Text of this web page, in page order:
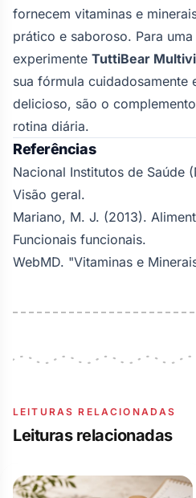
fornecem vitaminas e
prático e saboroso. Para
experimente TuttiBear
sua fórmula cuidadosamente
delicioso, são o
rotina diária.
Referências
Nacional Institutos de Saúde
Visão geral.
Mariano, M. J. (2013).
Funcionais funcionais.
WebMD. "Vitaminas e
LEITURAS RELACIONADAS
Leituras relacionadas